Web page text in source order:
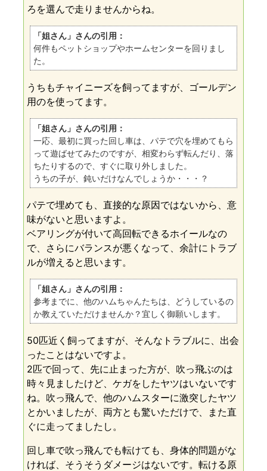
ろを選んで走りませんからね。
「姐さん」さんの引用：
何件もペットショップやホームセンターを回りまし
た。
うちもチャイニーズを飼ってますが、ゴールデン
用のを使ってます。
「姐さん」さんの引用：
一応、最初に買った回し車は、パテで穴を埋めてもら
って遊ばせてみたのですが、相変わらず転んだり、落
ちたりするので、すぐに取り外しました。
うちの子が、鈍いだけなんでしょうか・・・？
パテで埋めても、直接的な原因ではないから、意
味がないと思いますよ。
ベアリングが付いて高回転できるホイールなの
で、さらにバランスが悪くなって、余計にトラブ
ルが増えると思います。
「姐さん」さんの引用：
参考までに、他のハムちゃんたちは、どうしているの
か教えていただけませんか？宜しく御願いします。
50匹近く飼ってますが、そんなトラブルに、出会
ったことはないですよ。
2匹で回って、先に止まった方が、吹っ飛ぶのは
時々見ましたけど、ケガをしたヤツはいないです
ね。吹っ飛んで、他のハムスターに激突したヤツ
とかいましたが、両方とも驚いただけで、また直
ぐに走ってましたし。
回し車で吹っ飛んでも転けても、身体的問題がな
ければ、そうそうダメージはないです。転ける原